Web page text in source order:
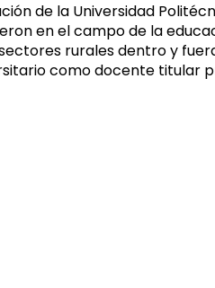
de la Universidad
en el campo de la
rurales dentro y
como docente titular